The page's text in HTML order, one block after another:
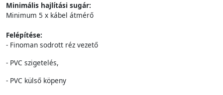
Minimális hajlítási sugár:
Minimum 5 x kábel átmérő
Felépítése:
- Finoman sodrott réz vezető
- PVC szigetelés,
- PVC külső köpeny